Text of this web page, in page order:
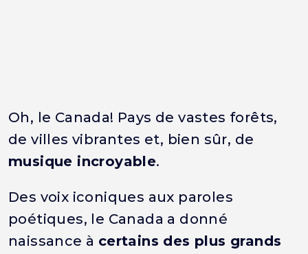
Oh, le Canada! Pays de vastes forêts,
de villes vibrantes et, bien sûr, de
musique incroyable.
Des voix iconiques aux paroles
poétiques, le Canada a donné
naissance à certains des plus grands